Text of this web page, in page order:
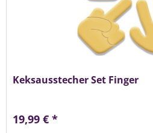
Keksausstecher Set Finger
19,99 € *